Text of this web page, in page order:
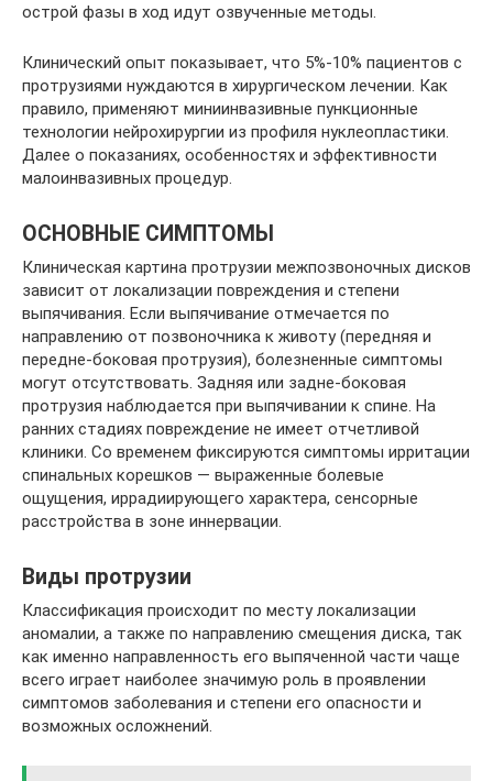
острой фазы в ход идут озвученные методы.
Клинический опыт показывает, что 5%-10% пациентов с
протрузиями нуждаются в хирургическом лечении. Как
правило, применяют миниинвазивные пункционные
технологии нейрохирургии из профиля нуклеопластики.
Далее о показаниях, особенностях и эффективности
малоинвазивных процедур.
ОСНОВНЫЕ СИМПТОМЫ
Клиническая картина протрузии межпозвоночных дисков
зависит от локализации повреждения и степени
выпячивания. Если выпячивание отмечается по
направлению от позвоночника к животу (передняя и
передне-боковая протрузия), болезненные симптомы
могут отсутствовать. Задняя или задне-боковая
протрузия наблюдается при выпячивании к спине. На
ранних стадиях повреждение не имеет отчетливой
клиники. Со временем фиксируются симптомы ирритации
спинальных корешков — выраженные болевые
ощущения, иррадиирующего характера, сенсорные
расстройства в зоне иннервации.
Виды протрузии
Классификация происходит по месту локализации
аномалии, а также по направлению смещения диска, так
как именно направленность его выпяченной части чаще
всего играет наиболее значимую роль в проявлении
симптомов заболевания и степени его опасности и
возможных осложнений.